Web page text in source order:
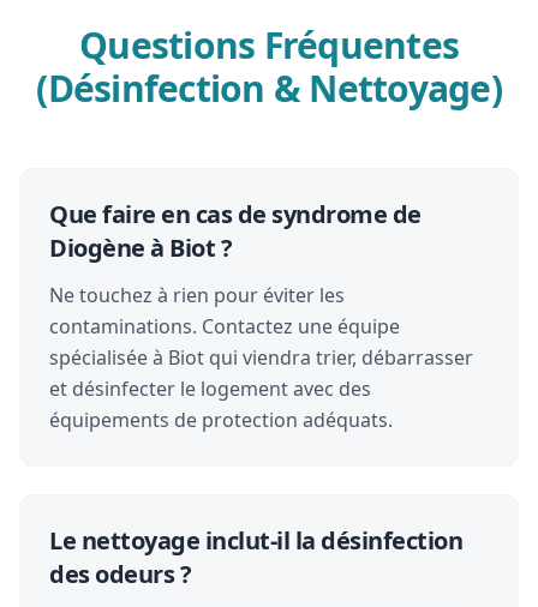
Questions Fréquentes
(Désinfection & Nettoyage)
Que faire en cas de syndrome de
Diogène à Biot ?
Ne touchez à rien pour éviter les
contaminations. Contactez une équipe
spécialisée à Biot qui viendra trier, débarrasser
et désinfecter le logement avec des
équipements de protection adéquats.
Le nettoyage inclut-il la désinfection
des odeurs ?